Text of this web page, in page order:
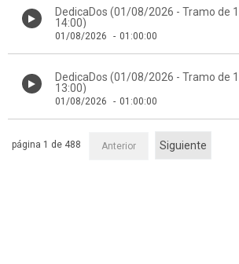
DedicaDos (01/08/2026 - Tramo de
14:00)
01/08/2026 - 01:00:00
DedicaDos (01/08/2026 - Tramo de
13:00)
01/08/2026 - 01:00:00
Anterior Siguiente
página 1 de 488